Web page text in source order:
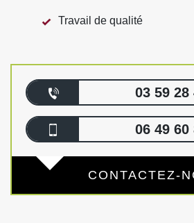
Travail de qualité
03 59 28
06 49 60
CONTACTEZ-